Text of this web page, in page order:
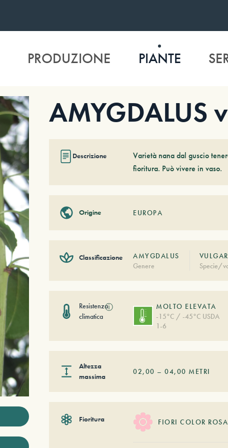
PRODUZIONE PIANTE
AMYGDALUS
Descrizione
Varietà nana dal guscio
fioritura. Può vivere in vaso.
Origine EUROPA
Classificazione
AMYGDALUS
Genere
Specie/
Resistenza
climatica
ⓘ
MOLTO ELEVATA
-15°C / -45°C USDA
1-6
Altezza
massima
02,00 –04,00 METRI
Fioritura FIORI COLOR ROSA